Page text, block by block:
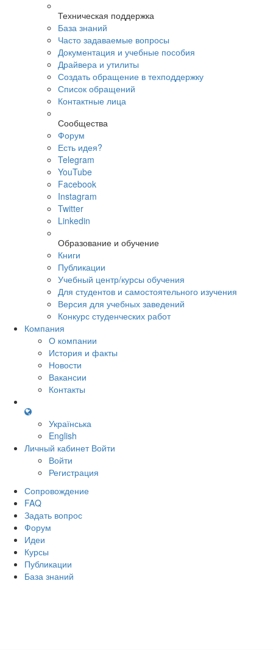
Техническая поддержка
База знаний
Часто задаваемые вопросы
Документация и учебные пособия
Драйвера и утилиты
Создать обращение в техподдержку
Список обращений
Контактные лица
Сообщества
Форум
Есть идея?
Telegram
YouTube
Facebook
Instagram
Twitter
Linkedin
Образование и обучение
Книги
Публикации
Учебный центр/курсы обучения
Для студентов и самостоятельного изучения
Версия для учебных заведений
Конкурс студенческих работ
Компания
О компании
История и факты
Новости
Вакансии
Контакты
Українська
English
Личный кабинет Войти
Войти
Регистрация
Сопровождение
FAQ
Задать вопрос
Форум
Идеи
Курсы
Публикации
База знаний